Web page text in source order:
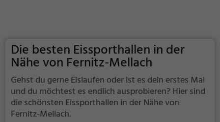
Die besten Eissporthallen in der
Nähe von Fernitz-Mellach
Gehst du gerne Eislaufen oder ist es dein erstes Mal
und du möchtest es endlich ausprobieren? Hier sind
die schönsten Eissporthallen in der Nähe von
Fernitz-Mellach.